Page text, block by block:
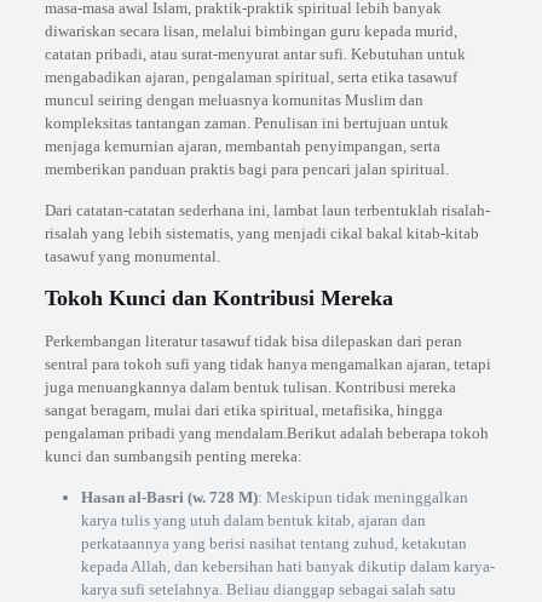
masa-masa awal Islam, praktik-praktik spiritual lebih banyak
diwariskan secara lisan, melalui bimbingan guru kepada murid,
catatan pribadi, atau surat-menyurat antar sufi. Kebutuhan untuk
mengabadikan ajaran, pengalaman spiritual, serta etika tasawuf
muncul seiring dengan meluasnya komunitas Muslim dan
kompleksitas tantangan zaman. Penulisan ini bertujuan untuk
menjaga kemurnian ajaran, membantah penyimpangan, serta
memberikan panduan praktis bagi para pencari jalan spiritual.
Dari catatan-catatan sederhana ini, lambat laun terbentuklah risalah-
risalah yang lebih sistematis, yang menjadi cikal bakal kitab-kitab
tasawuf yang monumental.
Tokoh Kunci dan Kontribusi Mereka
Perkembangan literatur tasawuf tidak bisa dilepaskan dari peran
sentral para tokoh sufi yang tidak hanya mengamalkan ajaran, tetapi
juga menuangkannya dalam bentuk tulisan. Kontribusi mereka
sangat beragam, mulai dari etika spiritual, metafisika, hingga
pengalaman pribadi yang mendalam.Berikut adalah beberapa tokoh
kunci dan sumbangsih penting mereka:
Hasan al-Basri (w. 728 M): Meskipun tidak meninggalkan
karya tulis yang utuh dalam bentuk kitab, ajaran dan
perkataannya yang berisi nasihat tentang zuhud, ketakutan
kepada Allah, dan kebersihan hati banyak dikutip dalam karya-
karya sufi setelahnya. Beliau dianggap sebagai salah satu